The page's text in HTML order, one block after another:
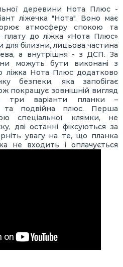
деревини Нота Плюс -
ліжечка "Нота". Воно має
атмосферу спокою та
до ліжка «Нота Плюс»
білизни, лицьова частина
а внутрішня - з ДСП. За
можуть бути виконані з
ліжка Нота Плюс додатково
безпеки, яка запобігає
покращує зовнішній вигляд
три варіанти планки –
та подвійна плюс. Перша
спеціальної клямки, не
дві останні фіксуються за
увагу на те, що планка
не входить і оплачується